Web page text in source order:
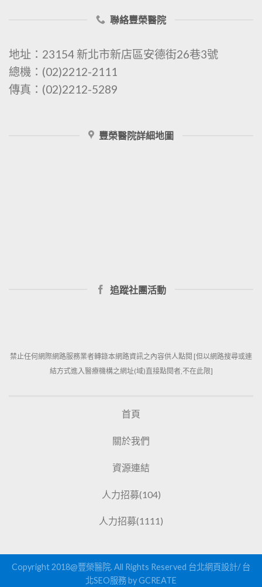
聯絡豐榮醫院
地址：23154 新北市新店區安德街26巷3號
總機：(02)2212-2111
傳真：(02)2212-5289
豐榮醫院詳細地圖
追蹤社團活動
禁止任何網際網路服務業者轉錄本網路資訊之內容供人點閱 [但以網路搜尋或連
結方式進入醫療機構之網址(域)直接點閱者,不在此限]
首頁
關於我們
資源連結
人力招募(104)
人力招募(1111)
Copyright 2018@豐榮醫院. All Rights Reserved 台北網頁設計/台
北SEO服務by GCREATE